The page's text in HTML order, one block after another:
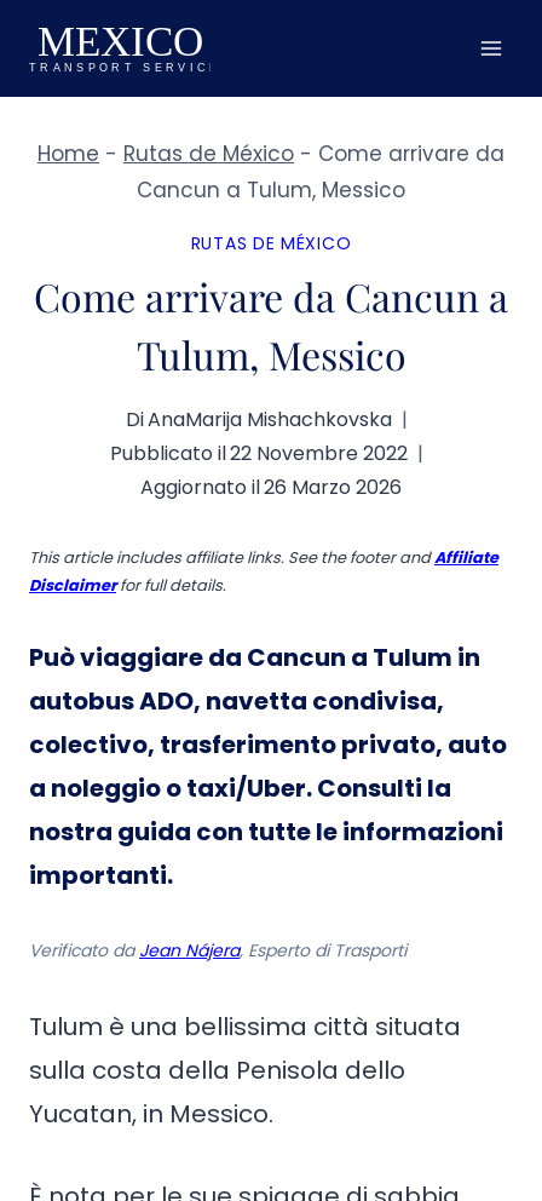
Salta
contenuto
Home - Rutas de México - Come arrivare da
Cancun a Tulum, Messico
RUTAS DE MÉXICO
Come arrivare da Cancun a
Tulum, Messico
DiAnaMarija Mishachkovska
Pubblicato il22 Novembre 2022
Aggiornato il26 Marzo 2026
This article includes affiliate links. See the footer andAffiliate
Disclaimerfor full details.
Può viaggiare da Cancun a Tulum in
autobus ADO, navetta condivisa,
colectivo, trasferimento privato, auto
a noleggio o taxi/Uber. Consulti la
nostra guida con tutte le informazioni
importanti.
Verificato da Jean Nájera, Esperto di Trasporti
Tulum è una bellissima città situata
sulla costa della Penisola dello
Yucatan, in Messico.